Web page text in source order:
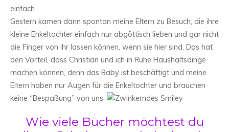
einfach…
Gestern kamen dann spontan meine Eltern zu Besuch, die ihre
kleine Enkeltochter einfach nur abgöttisch lieben und gar nicht
die Finger von ihr lassen können, wenn sie hier sind. Das hat
den Vorteil, dass Christian und ich in Ruhe Haushaltsdinge
machen können, denn das Baby ist beschäftigt und meine
Eltern haben nur Augen für die Enkeltochter und brauchen
keine “Bespaßung” von uns.
Wie viele Bücher möchtest du